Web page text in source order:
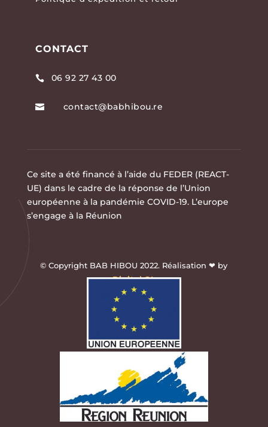
CONTACT
 06 92 27 43 00
 contact@babhibou.re
Ce site a été financé à l’aide du FEDER (REACT-
UE) dans le cadre de la réponse de l’Union
européenne à la pandémie COVID-19. L’europe
s’engage à la Réunion
© Copyright BAB HIBOU 2022. Réalisation ❤ by
Digital.OI.